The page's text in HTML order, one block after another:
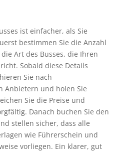
ist einfacher, als Sie
bestimmen Sie die Anzahl
Art des Busses, die Ihren
Sobald diese Details
Sie nach
Anbietern und holen Sie
Sie die Preise und
Danach buchen Sie den
stellen sicher, dass alle
wie Führerschein und
vorliegen. Ein klarer, gut